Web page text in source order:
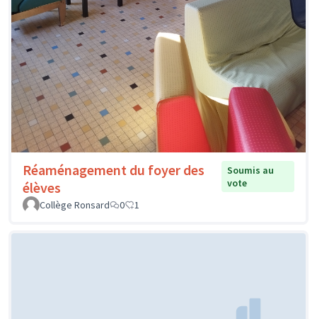
Réaménagement du foyer des
élèves
Soumis au
vote
Collège Ronsard
0 1